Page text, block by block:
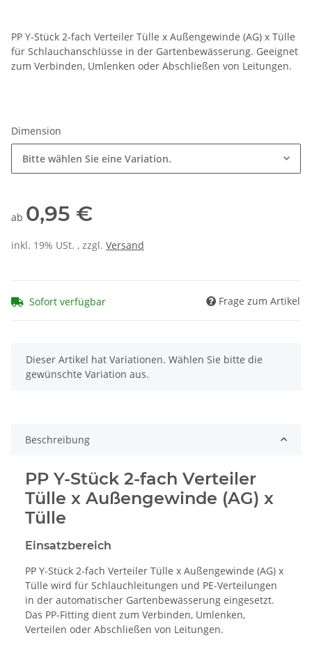
PP Y-Stück 2-fach Verteiler Tülle x Außengewinde (AG) x Tülle
für Schlauchanschlüsse in der Gartenbewässerung. Geeignet
zum Verbinden, Umlenken oder Abschließen von Leitungen.
Dimension
Bitte wählen Sie eine Variation.
ab 0,95 €
inkl. 19% USt. , zzgl. Versand
Sofort verfügbar Frage zum Artikel
x
Dieser Artikel hat Variationen. Wählen Sie bitte die
gewünschte Variation aus.
Beschreibung
PP Y-Stück 2-fach Verteiler
Tülle x Außengewinde (AG) x
Tülle
Einsatzbereich
PP Y-Stück 2-fach Verteiler Tülle x Außengewinde (AG) x
Tülle wird für Schlauchleitungen und PE-Verteilungen
in der automatischer Gartenbewässerung eingesetzt.
Das PP-Fitting dient zum Verbinden, Umlenken,
Verteilen oder Abschließen von Leitungen.